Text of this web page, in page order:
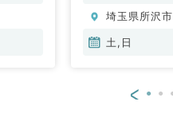
埼玉県所沢市
土,日
<